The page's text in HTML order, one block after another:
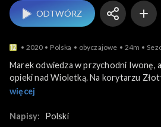
ODTWÓRZ
2020 Polska obyczajowe 24m
Marek odwiedza w przychodni Iwonę,
opieki nad Wioletką. Na korytarzu
terapeutę, Karola. Mężczyźni mają
rozwodowej Radek i Sandra są pewni,
więcej
Napisy: Polski